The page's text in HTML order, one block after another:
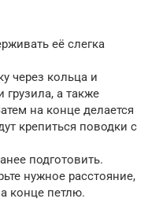
её слегка
через кольца и
грузила, а также
на конце делается
крепиться поводки с
подготовить.
нужное расстояние,
конце петлю.